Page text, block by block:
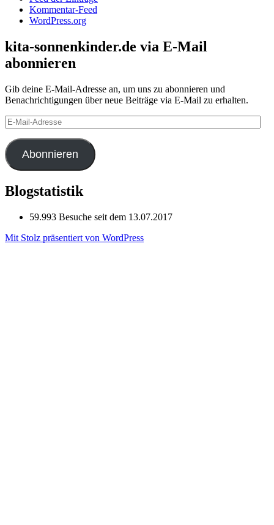
Kommentar-Feed
WordPress.org
kita-sonnenkinder.de via E-Mail
abonnieren
Gib deine E-Mail-Adresse an, um uns zu abonnieren und
Benachrichtigungen über neue Beiträge via E-Mail zu erhalten.
E-
Mail-
Adresse
Abonnieren
Blogstatistik
59.993 Besuche seit dem 13.07.2017
Mit Stolz präsentiert von WordPress